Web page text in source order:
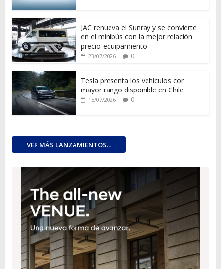
JAC renueva el Sunray y se convierte
en el minibús con la mejor relación
precio-equipamiento
23/07/2026 0
Tesla presenta los vehículos con
mayor rango disponible en Chile
15/07/2026 0
VER MÁS LANZAMIENTOS...